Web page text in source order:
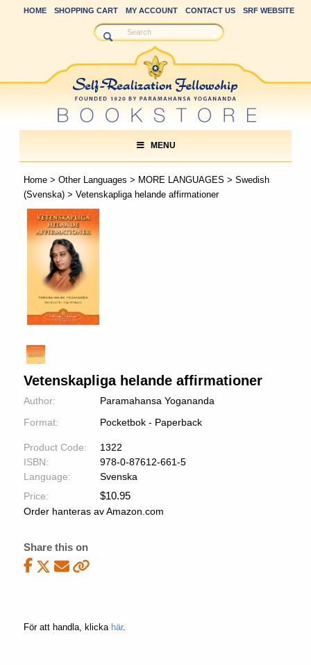
HOME SHOPPING CART MY ACCOUNT CONTACT US SRF WEBSITE
MENU
Home> Other Languages > MORE LANGUAGES > Swedish
(Svenska)> Vetenskapliga helande affirmationer
Vetenskapliga helande affirmationer
Author:
Paramahansa Yogananda
Format:
Pocketbok - Paperback
Product Code:
1322
ISBN:
978-0-87612-661-5
Language:
Svenska
Price:
$10.95
Order hanteras av Amazon.com
Share this on
För att handla, klicka här.